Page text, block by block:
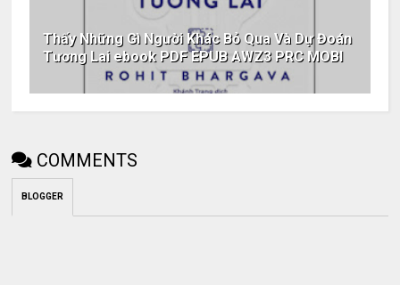
Thấy Những Gì Người Khác Bỏ Qua Và Dự Đoán
Tương Lai ebook PDF EPUB AWZ3 PRC MOBI
COMMENTS
BLOGGER